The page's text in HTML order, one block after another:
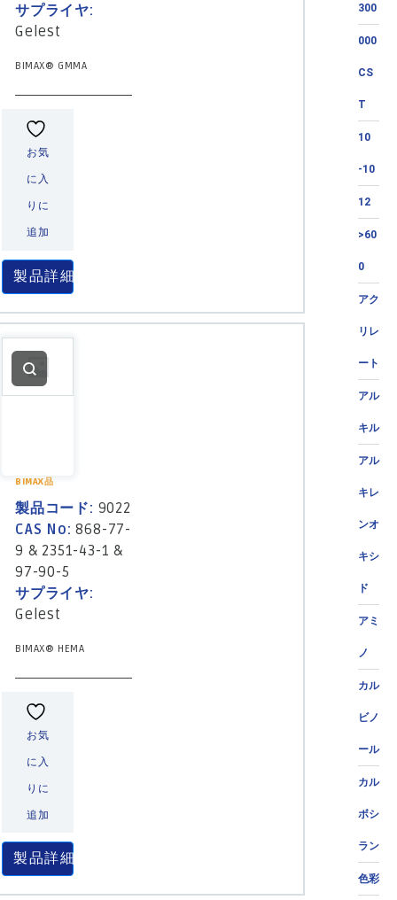
300
000
CS
T
10
-10
12
>60
0
アク
リレ
ート
アル
キル
アル
キレ
ンオ
キシ
ド
アミ
ノ
カル
ビノ
ール
カル
ボシ
ラン
色彩
サプライヤ:
Gelest
BIMAX® GMMA
お気
に入
りに
追加
製品詳細
BIMAX品
製品コード: 9022
CAS No:868-77-
9 & 2351-43-1 &
97-90-5
サプライヤ:
Gelest
BIMAX® HEMA
お気
に入
りに
追加
製品詳細